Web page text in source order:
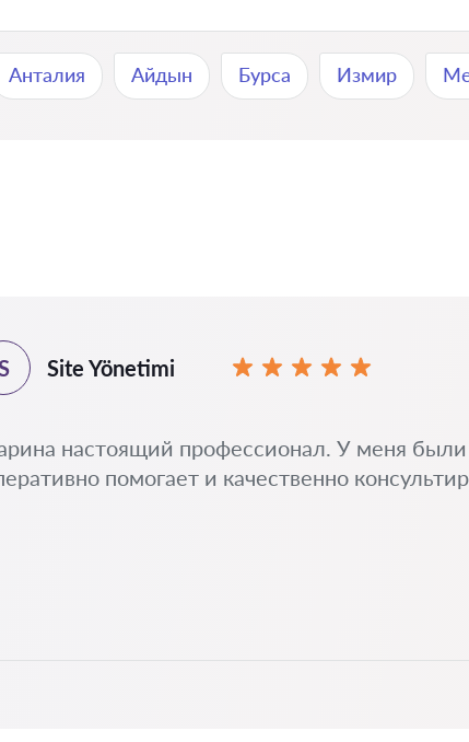
Анталия Айдын Бурса Измир
Site Yönetimi
настоящий профессионал. У меня
помогает и качественно